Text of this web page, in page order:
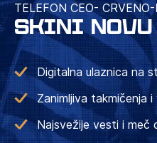
TELEFON CEO- CRVENO-
SKINI
Digitalna ulaznica na
Zanimljiva takmičenja
Najsvežije vesti i meč